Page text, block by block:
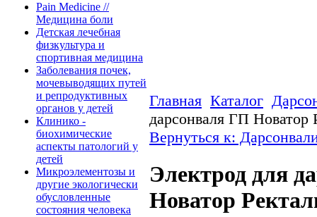
Pain Medicine //
Медицина боли
Детская лечебная
физкультура и
спортивная медицина
Заболевания почек,
мочевыводящих путей
и репродуктивных
органов у детей
Клинико -
биохимические
аспекты патологий у
детей
Микроэлементозы и
другие экологически
обусловленные
состояния человека
Главная Каталог
дарсонваля ГП
Вернуться к:
Электрод для
Новатор